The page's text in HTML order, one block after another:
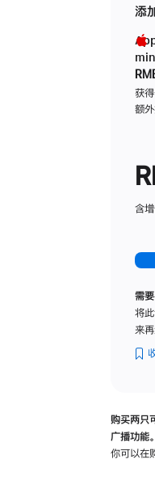
添
获
额
含
需要
将
来再
购买两只
广播功能。
你可以在